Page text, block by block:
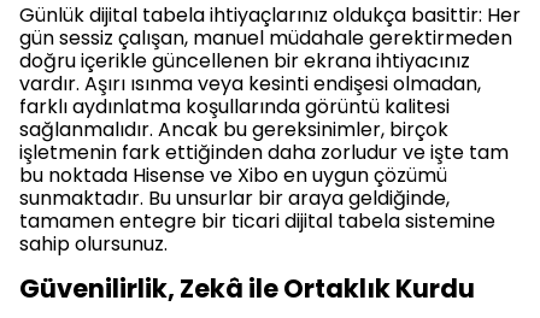
Günlük dijital tabela ihtiyaçlarınız oldukça basittir: Her
gün sessiz çalışan, manuel müdahale gerektirmeden
doğru içerikle güncellenen bir ekrana ihtiyacınız
vardır. Aşırı ısınma veya kesinti endişesi olmadan,
farklı aydınlatma koşullarında görüntü kalitesi
sağlanmalıdır. Ancak bu gereksinimler, birçok
işletmenin fark ettiğinden daha zorludur ve işte tam
bu noktada Hisense ve Xibo en uygun çözümü
sunmaktadır. Bu unsurlar bir araya geldiğinde,
tamamen entegre bir ticari dijital tabela sistemine
sahip olursunuz.
Güvenilirlik, Zekâ ile Ortaklık Kurdu